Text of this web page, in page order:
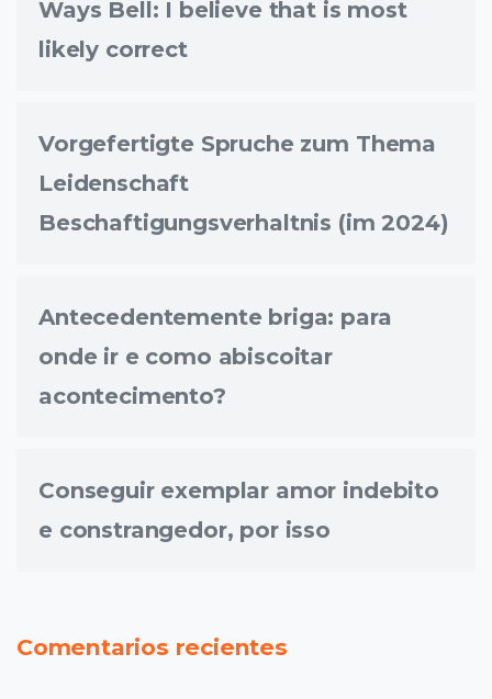
Ways Bell: I believe that is most
likely correct
Vorgefertigte Spruche zum Thema
Leidenschaft
Beschaftigungsverhaltnis (im 2024)
Antecedentemente briga: para
onde ir e como abiscoitar
acontecimento?
Conseguir exemplar amor indebito
e constrangedor, por isso
Comentarios recientes